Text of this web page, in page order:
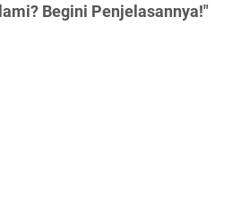
Begini Penjelasannya!"